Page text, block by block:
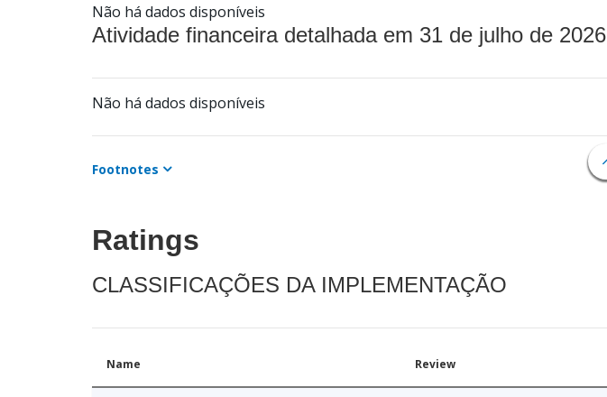
Não há dados disponíveis
Atividade financeira detalhada em 31 de julho de 2026
Não há dados disponíveis
Footnotes
Ratings
CLASSIFICAÇÕES DA IMPLEMENTAÇÃO
Name Review